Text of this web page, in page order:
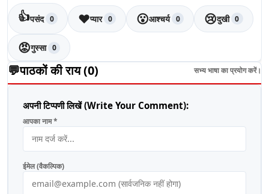
👍पसंद 0 ❤️प्यार 0 😮आश्चर्य 0 😢दुखी 0
😡गुस्सा 0
💬पाठकों की राय (0) सभ्य भाषा का प्रयोग करें।
अपनी टिप्पणी लिखें (Write Your Comment):
आपका नाम *
ईमेल (वैकल्पिक)